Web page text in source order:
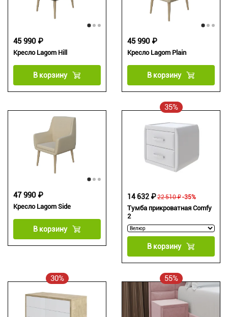
Кресло Lagom Hill
45 990 ₽
В корзину
Кресло Lagom Plain
45 990 ₽
В корзину
Кресло Lagom Side
47 990 ₽
В корзину
35%
Тумба прикроватная Comfy
2
22 510 ₽
14 632 ₽ -35%
В корзину
30% 55%